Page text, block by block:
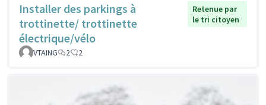
Installer des parkings à
trottinette/ trottinette
électrique/vélo
Retenue par
le tri citoyen
VTAING 2 2